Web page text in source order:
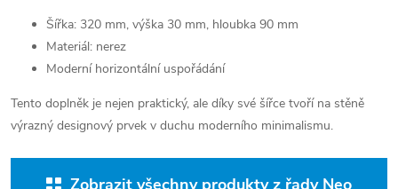
Šířka: 320 mm, výška 30 mm, hloubka 90 mm
Materiál: nerez
Moderní horizontální uspořádání
Tento doplněk je nejen praktický, ale díky své šířce tvoří na stěně
výrazný designový prvek v duchu moderního minimalismu.
Zobrazit všechny produkty z řady Neo